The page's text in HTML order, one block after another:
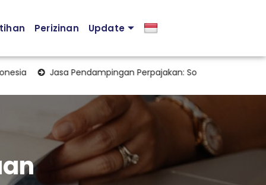
Perizinan Update
Jasa Pendampingan Perpajakan: Solusi Profesional